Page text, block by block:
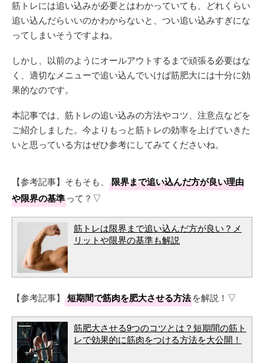
筋トレには追い込みが必要とはわかっていても、どれくらい
追い込んだらいいのかわからないと、つい追い込みすぎにな
ってしまいそうですよね。
しかし、以前のようにオールアウトするまで頑張る必要はな
く、適切なメニューで追い込んでいけば筋肥大には十分に効
果的なのです。
本記事では、筋トレの追い込みの方法やコツ、注意点などを
ご紹介しました。今よりもっと筋トレの効率を上げていきた
いと思っている方はぜひ参考にしてみてくださいね。
【参考記事】そもそも、
限界まで追い込んだ方が良い理由
や限界の基準って？▽
筋トレは限界まで追い込んだ方が良い？メ
リットや限界の基準も解説
【参考記事】 短期間で筋肉を肥大させる方法を解説！▽
筋肥大させる9つのコツとは？短期間の筋ト
レで効果的に筋肉をつける方法を大公開！